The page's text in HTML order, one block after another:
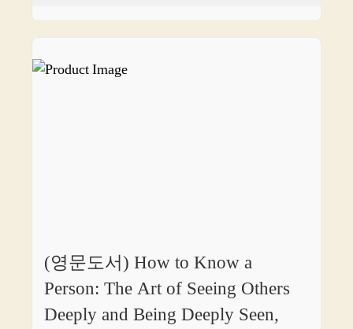
(영문도서) How to Know a
Person: The Art of Seeing Others
Deeply and Being Deeply Seen,